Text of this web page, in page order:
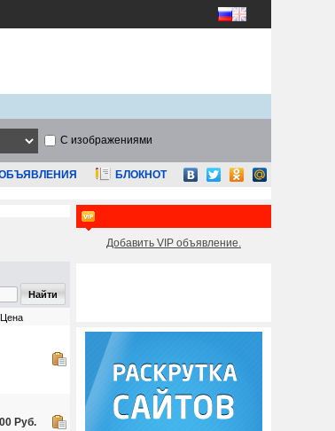
С изображениями
БЛОКНОТ
Цена
Руб.
Добавить VIP объявление.